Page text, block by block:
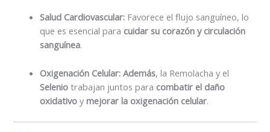
Salud Cardiovascular: Favorece el flujo sanguíneo, lo
que es esencial para cuidar su corazón y circulación
sanguínea.
Oxigenación Celular: Además, la Remolacha y el
Selenio trabajan juntos para combatir el daño
oxidativo ymejorar la oxigenación celular.